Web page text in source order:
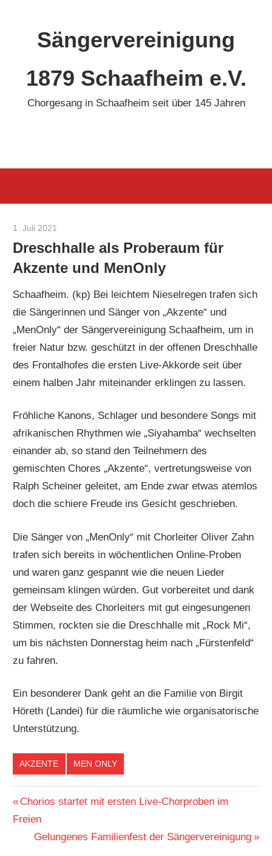
springenSängervereinigung
1879 Schaafheim e.V.
Chorgesang in Schaafheim seit über 145 Jahren
1. Juli 2021
Dreschhalle als Proberaum für
Akzente und MenOnly
Schaafheim. (kp) Bei leichtem Nieselregen trafen sich
die Sängerinnen und Sänger von „Akzente“ und
„MenOnly“ der Sängervereinigung Schaafheim, um in
freier Natur bzw. geschützt in der offenen Dreschhalle
des Frontalhofes die ersten Live-Akkorde seit über
einem halben Jahr miteinander erklingen zu lassen.
Fröhliche Kanons, Schlager und besondere Songs mit
afrikanischen Rhythmen wie „Siyahamba“ wechselten
einander ab, so stand den Teilnehmern des
gemischten Chores „Akzente“, vertretungsweise von
Ralph Scheiner geleitet, am Ende zwar etwas atemlos
doch die schiere Freude ins Gesicht geschrieben.
Die Sänger von „MenOnly“ mit Chorleiter Oliver Zahn
trafen sich bereits in wöchentlichen Online-Proben
und waren ganz gespannt wie die neuen Lieder
gemeinsam klingen würden. Gut vorbereitet und dank
der Webseite des Chorleiters mit gut eingesungenen
Stimmen, rockten sie die Dreschhalle mit „Rock Mi“,
um bis nächsten Donnerstag heim nach „Fürstenfeld“
zu fahren.
Ein besonderer Dank geht an die Familie von Birgit
Höreth (Landei) für die räumliche wie organisatorische
Unterstützung.
AKZENTE MEN ONLY
Beitragsnavigation
Vorheriger
Beitrag:
Chorios startet mit ersten Live-Chorproben im
Freien
Nächster
Gelungenes Familienfest der Sängervereinigung